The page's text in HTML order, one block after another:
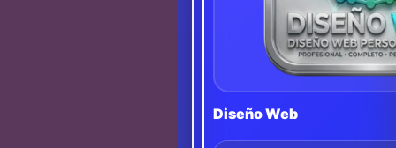
Diseño Web